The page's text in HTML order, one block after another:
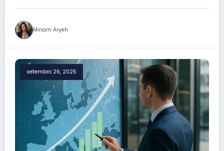
Miriam Aryeh
setembro 26, 2025